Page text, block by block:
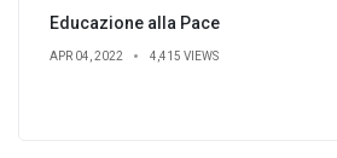
Educazione alla Pace
APR 04, 2022 4,415 VIEWS